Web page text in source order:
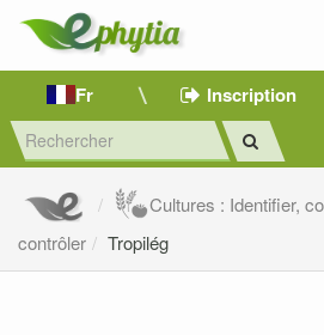
Fr Inscription
Cultures : Identifier,
contrôler
Tropilég